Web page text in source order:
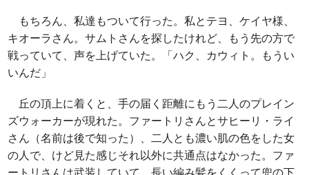
もちろん、私達もついて行った。私とテヨ、ケイヤ様、
キオーラさん。サムトさんを探したけれど、もう先の方で
戦っていて、声を上げていた。「ハク、カウィト。もうい
いんだ」
丘の頂上に着くと、手の届く距離にもう二人のプレイン
ズウォーカーが現れた。ファートリさんとサヒーリ・ライ
さん（名前は後で知った）、二人とも濃い肌の色をした女
の人で、けど見た感じそれ以外に共通点はなかった。ファ